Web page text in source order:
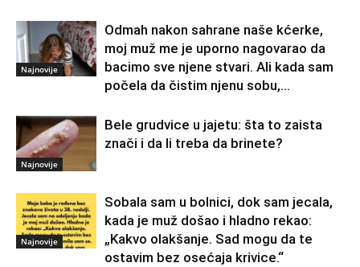
Najnovije
Odmah nakon sahrane naše kćerke,
moj muž me je uporno nagovarao da
bacimo sve njene stvari. Ali kada sam
počela da čistim njenu sobu,...
Najnovije
Bele grudvice u jajetu: šta to zaista
znači i da li treba da brinete?
Najnovije
Sobala sam u bolnici, dok sam jecala,
kada je muž došao i hladno rekao:
„Kakvo olakšanje. Sad mogu da te
ostavim bez osećaja krivice.“